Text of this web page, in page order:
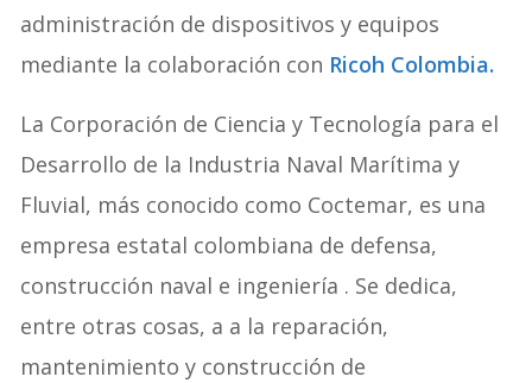
administración de dispositivos y equipos
mediante la colaboración con Ricoh Colombia.
La Corporación de Ciencia y Tecnología para el
Desarrollo de la Industria Naval Marítima y
Fluvial, más conocido como Coctemar, es una
empresa estatal colombiana de defensa,
construcción naval e ingeniería . Se dedica,
entre otras cosas, a a la reparación,
mantenimiento y construcción de